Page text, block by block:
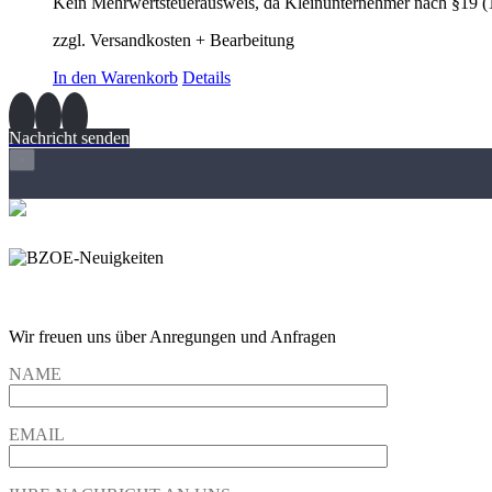
zzgl. Versandkosten + Bearbeitung
In den Warenkorb Details
Nachricht senden
Wir freuen uns über Anregungen und Anfragen
NAME
EMAIL